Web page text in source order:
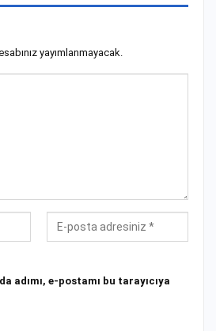
yayımlanmayacak.
adımı, e-postamı bu tarayıcıya